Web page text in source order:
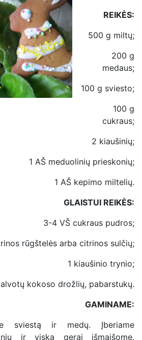
REIKĖS:
500 g miltų;
200 g
medaus;
100 g sviesto;
100 g
cukraus;
2 kiaušinių;
1 AŠ meduolinių prieskonių;
1 AŠ kepimo miltelių.
GLAISTUI REIKĖS:
3-4 VŠ cukraus pudros;
rūgštelės arba citrinos sulčių;
1 kiaušinio trynio;
kokoso drožlių, pabarstukų.
GAMINAME:
sviestą ir medų. Įberiame
ir viską gerai išmaišome.